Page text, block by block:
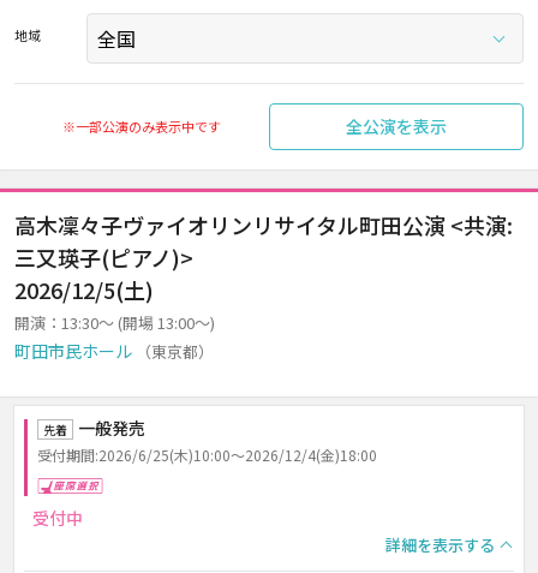
地域
※一部公演のみ表示中です 全公演を表示
高木凜々子ヴァイオリンリサイタル町田公演 <共演:
三又瑛子(ピアノ)>
2026/12/5(土)
開演：13:30～ (開場 13:00～)
町田市民ホール （東京都）
先着 一般発売
受付期間:2026/6/25(木)10:00～2026/12/4(金)18:00
受付中
詳細を表示する